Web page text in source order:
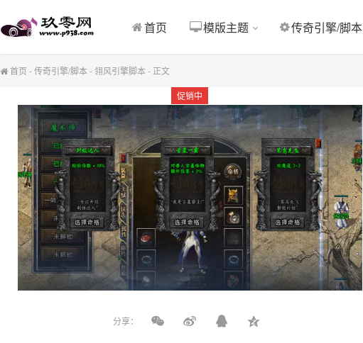
首页 模版主题 传奇引擎/脚本
首页 -传奇引擎/脚本-翎风引擎脚本- 正文
促销中
分享：